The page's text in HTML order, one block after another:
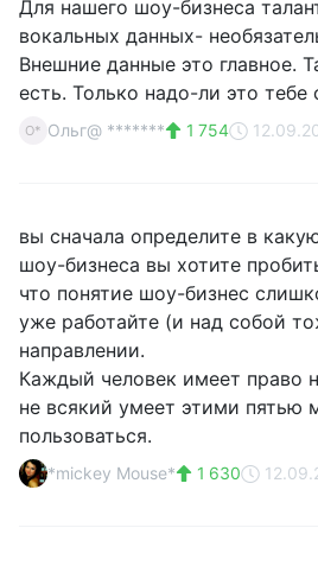
Для нашего шоу-бизнеса
вокальных данных-
Внешние данные это главное.
есть. Только надо-ли это тебе
О* Ольг@ ******* 1 754
вы сначала определите в
шоу-бизнеса вы хотите
что понятие шоу-бизнес
уже работайте (и над собой
направлении.
Каждый человек имеет право
не всякий умеет этими пятью
пользоваться.
*mickey Mouse* 1 630